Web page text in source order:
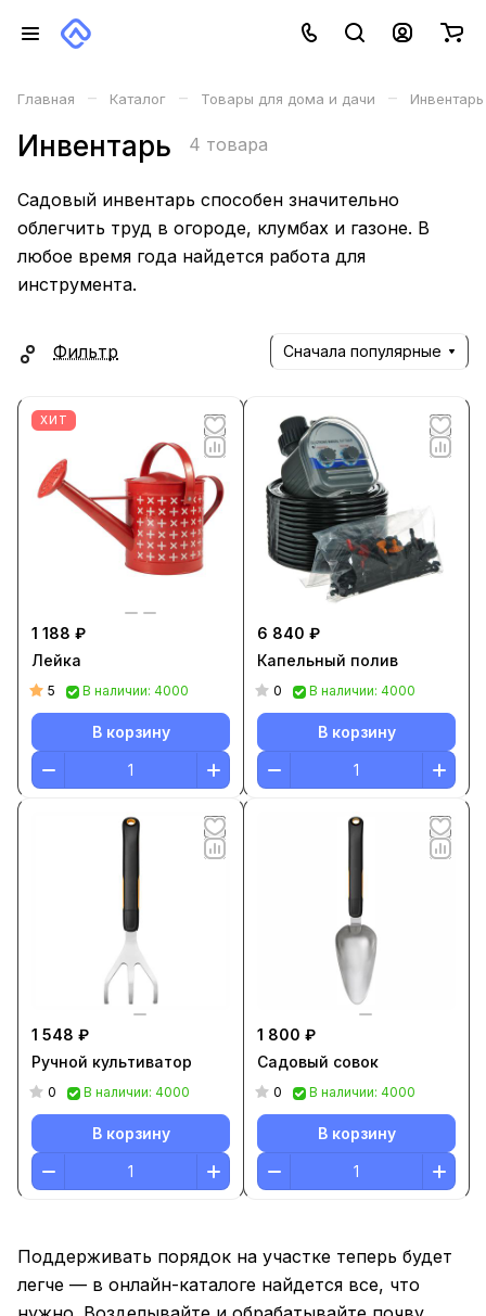
Главная – Каталог – Товары для дома и дачи – Инвентарь
Инвентарь 4 товара
Садовый инвентарь способен значительно
облегчить труд в огороде, клумбах и газоне. В
любое время года найдется работа для
инструмента.
Фильтр Сначала популярные
ХИТ
1 188 ₽
Лейка
5 В наличии: 4000
В корзину
6 840 ₽
Капельный полив
0 В наличии: 4000
В корзину
1 548 ₽
Ручной культиватор
0 В наличии: 4000
В корзину
1 800 ₽
Садовый совок
0 В наличии: 4000
В корзину
Поддерживать порядок на участке теперь будет
легче — в онлайн-каталоге найдется все, что